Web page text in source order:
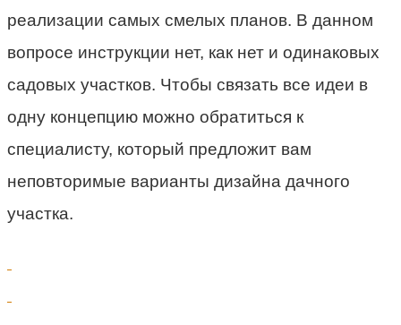
реализации самых смелых планов. В данном
вопросе инструкции нет, как нет и одинаковых
садовых участков. Чтобы связать все идеи в
одну концепцию можно обратиться к
специалисту, который предложит вам
неповторимые варианты дизайна дачного
участка.